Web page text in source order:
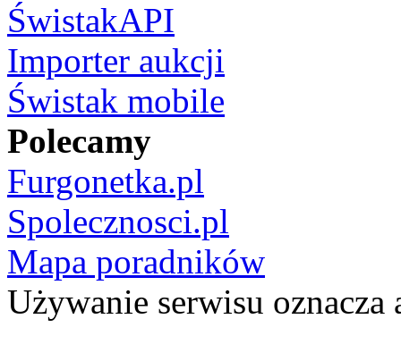
ŚwistakAPI
Importer aukcji
Świstak mobile
Polecamy
Furgonetka.pl
Spolecznosci.pl
Mapa poradników
Używanie serwisu oznacza